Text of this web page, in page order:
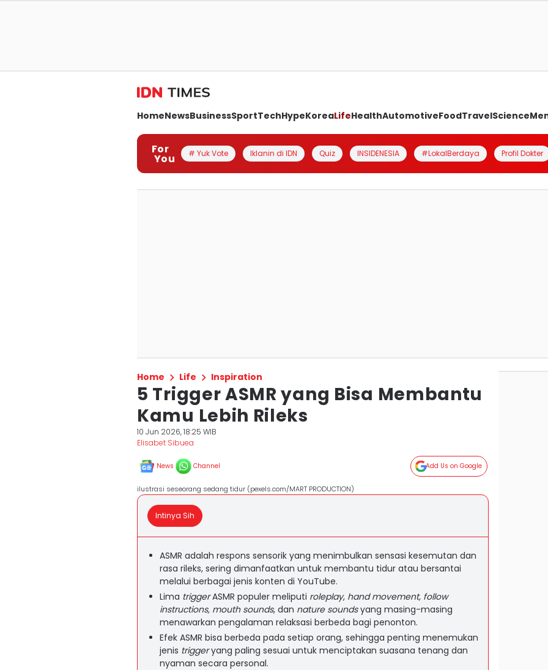
HomeNewsBusinessSportTechHypeKoreaLifeHealthAutomotiveFoodTravelScience
For
You # Yuk Vote Iklanin di IDN Quiz INSIDENESIA #LokalBerdaya Profil Dokter
Home Life Inspiration
5 Trigger ASMR yang Bisa Membantu
Kamu Lebih Rileks
10 Jun 2026, 18:25 WIB
Elisabet Sibuea
News Channel Add Us on Google
ilustrasi seseorang sedang tidur (pexels.com/MART PRODUCTION)
Intinya Sih
ASMR adalah respons sensorik yang menimbulkan sensasi kesemutan dan
rasa rileks, sering dimanfaatkan untuk membantu tidur atau bersantai
melalui berbagai jenis konten di YouTube.
Lima triggerASMR populer meliputi roleplay, hand movement, follow
instructions, mouth sounds, dan nature soundsyang masing-masing
menawarkan pengalaman relaksasi berbeda bagi penonton.
Efek ASMR bisa berbeda pada setiap orang, sehingga penting menemukan
jenis triggeryang paling sesuai untuk menciptakan suasana tenang dan
nyaman secara personal.